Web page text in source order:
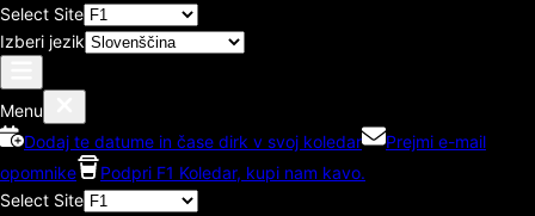
Select Site
Izberi jezik
Menu
Dodaj te datume in čase dirk v svoj koledar
Prejmi e-mail
opomnike
Podpri F1 Koledar, kupi nam kavo.
Select Site